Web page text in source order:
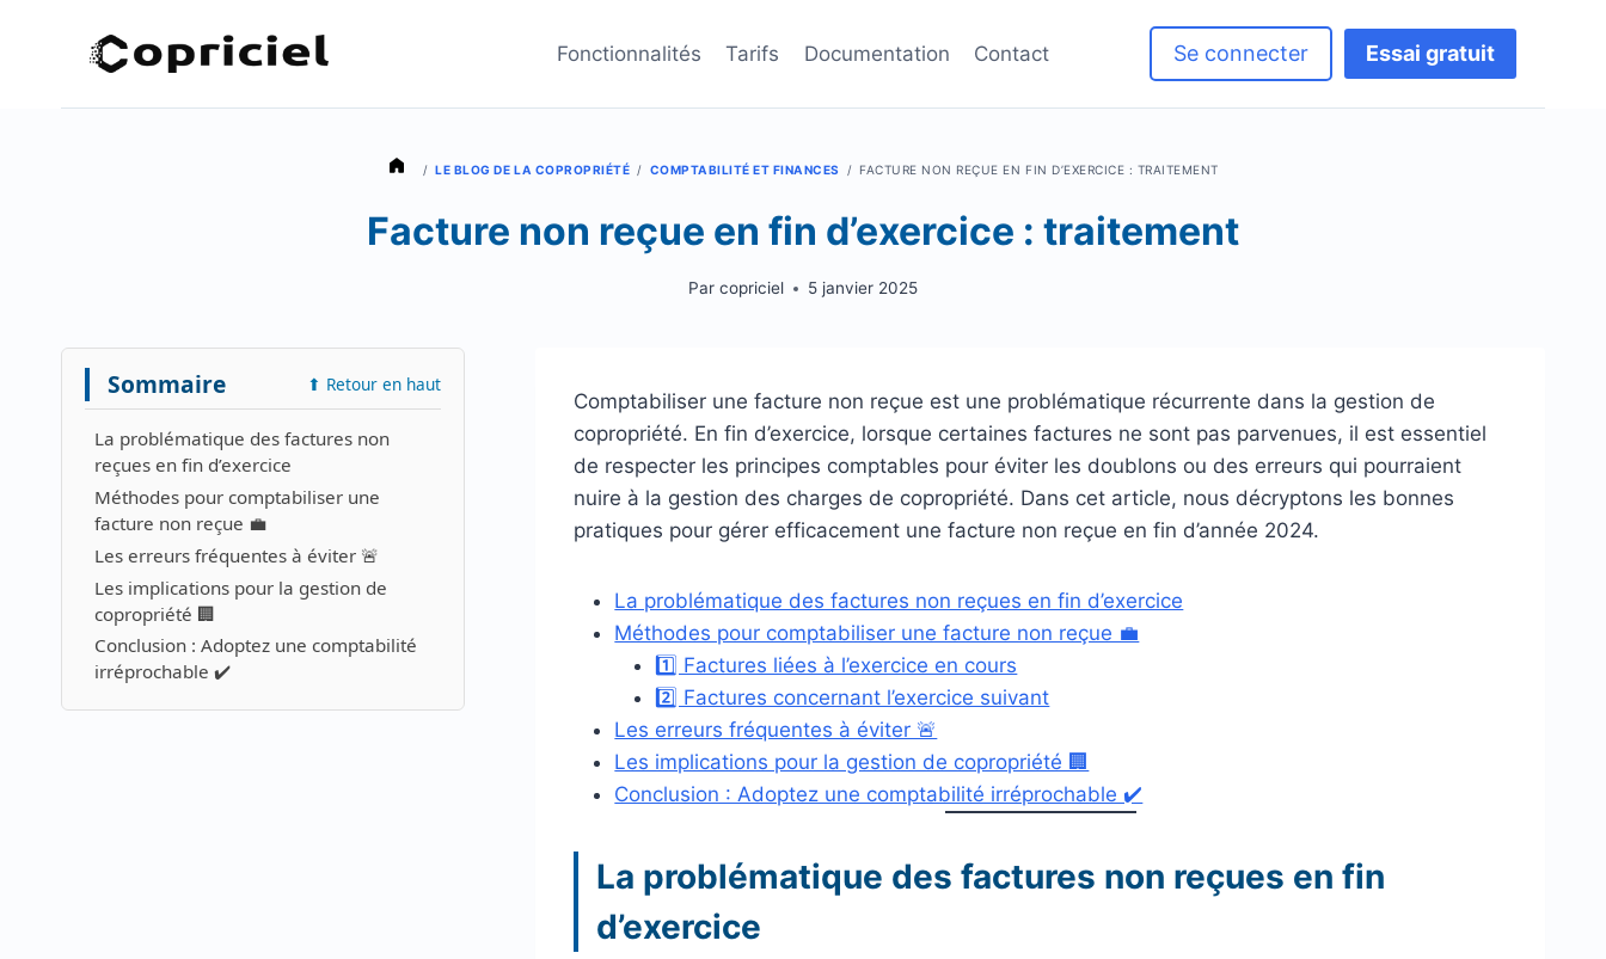
Fonctionnalités Tarifs Documentation Contact Se connecter Essai gratuit
/ LE BLOG DE LA COPROPRIÉTÉ / COMPTABILITÉ ET FINANCES / FACTURE NON REÇUE EN FIN D’EXERCICE : TRAITEMENT
Facture non reçue en fin d’exercice : traitement
Par copriciel 5 janvier 2025
Comptabiliser une facture non reçue est une problématique récurrente dans la gestion de
copropriété. En fin d’exercice, lorsque certaines factures ne sont pas parvenues, il est essentiel
de respecter les principes comptables pour éviter les doublons ou des erreurs qui pourraient
nuire à la gestion des charges de copropriété. Dans cet article, nous décryptons les bonnes
pratiques pour gérer efficacement une facture non reçue en fin d’année 2024.
La problématique des factures non reçues en fin d’exercice
Méthodes pour comptabiliser une facture non reçue 💼
1️⃣ Factures liées à l’exercice en cours
2️⃣ Factures concernant l’exercice suivant
Les erreurs fréquentes à éviter 🚨
Les implications pour la gestion de copropriété 🏢
Conclusion : Adoptez une comptabilité irréprochable ✔️
La problématique des factures non reçues en fin
d’exercice
Sommaire ⬆ Retour en haut
La problématique des factures non
reçues en fin d’exercice
Méthodes pour comptabiliser une
facture non reçue 💼
Les erreurs fréquentes à éviter 🚨
Les implications pour la gestion de
copropriété 🏢
Conclusion : Adoptez une comptabilité
irréprochable ✔️